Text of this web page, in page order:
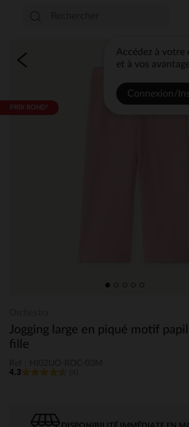
Accédez à votre
et à vos
Connexion/
PRIX ROND*
Jogging large en piqué motif
fille
4.3